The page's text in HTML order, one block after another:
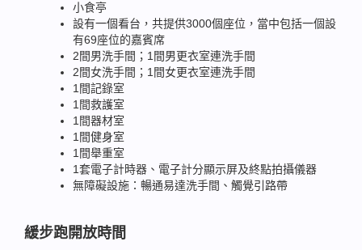
小食亭
設有一個看台，共提供3000個座位，當中包括一個設
有69座位的嘉賓席
2間男洗手間；1間男更衣室連洗手間
2間女洗手間；1間女更衣室連洗手間
1間記錄室
1間救護室
1間器材室
1間健身室
1間舉重室
1套電子計時器、電子計分顯示屏及終點拍攝儀器
無障礙設施：暢通易達洗手間、觸覺引路帶
緩步跑開放時間